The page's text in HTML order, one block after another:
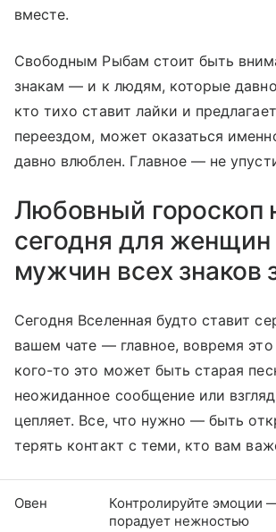
вместе.
Свободным Рыбам стоит быть
знакам — и к людям, которые
кто тихо ставит лайки и
переездом, может оказаться
давно влюблен. Главное — не
Любовный гороскоп
сегодня для женщин
мужчин всех знаков
Сегодня Вселенная будто ставит
вашем чате — главное, вовремя
кого-то это может быть старая
неожиданное сообщение или
цепляет. Все, что нужно — быть
терять контакт с теми, кто вам
Овен
Контролируйте эмоции
порадует нежностью